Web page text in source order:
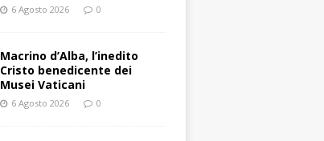
6 Agosto 2026 0
Macrino d’Alba, l’inedito
Cristo benedicente dei
Musei Vaticani
6 Agosto 2026 0